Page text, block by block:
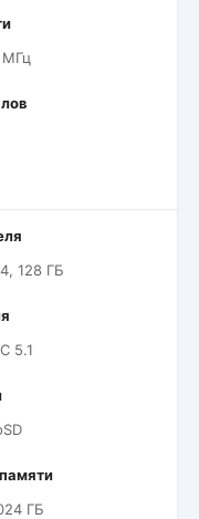
МГц
128 ГБ
5.1
ГБ